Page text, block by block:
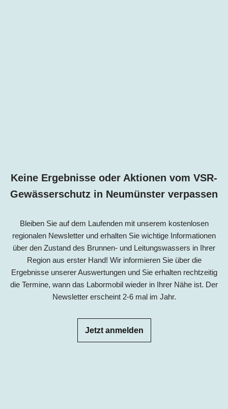
Keine Ergebnisse oder Aktionen vom VSR-
Gewässerschutz in Neumünster verpassen
Bleiben Sie auf dem Laufenden mit unserem kostenlosen
regionalen Newsletter und erhalten Sie wichtige Informationen
über den Zustand des Brunnen- und Leitungswassers in Ihrer
Region aus erster Hand! Wir informieren Sie über die
Ergebnisse unserer Auswertungen und Sie erhalten rechtzeitig
die Termine, wann das Labormobil wieder in Ihrer Nähe ist. Der
Newsletter erscheint 2-6 mal im Jahr.
Jetzt anmelden